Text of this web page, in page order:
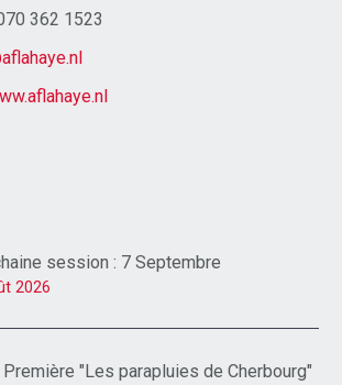
362 1523
session : 7 Septembre
2026
Première "Les parapluies de Cherbourg"